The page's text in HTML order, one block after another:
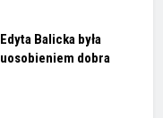
Edyta Balicka była
uosobieniem dobra